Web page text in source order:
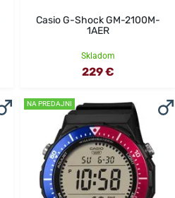
Casio G-Shock GM-2100M-
1AER
Skladom
229 €
NA PREDAJNI